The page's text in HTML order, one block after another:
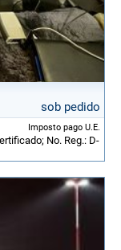
sob pedido
Imposto pago U.E.
No. Reg.: D-